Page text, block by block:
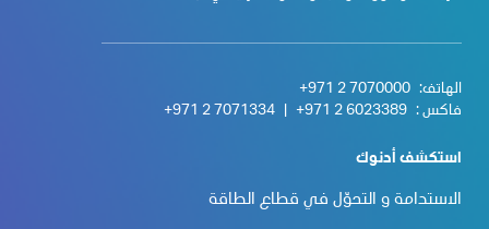
الهاتف: +971 2 7070000
فاكس : +971 2 6023389
+971 2 7071334
استكشف أدنوك
الاستدامة و التحوّل في قطاع الطاقة